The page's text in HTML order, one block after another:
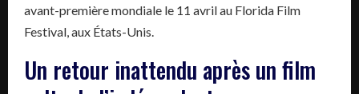
avant-première mondiale le 11 avril au Florida Film
Festival, aux États-Unis.
Un retour inattendu après un film